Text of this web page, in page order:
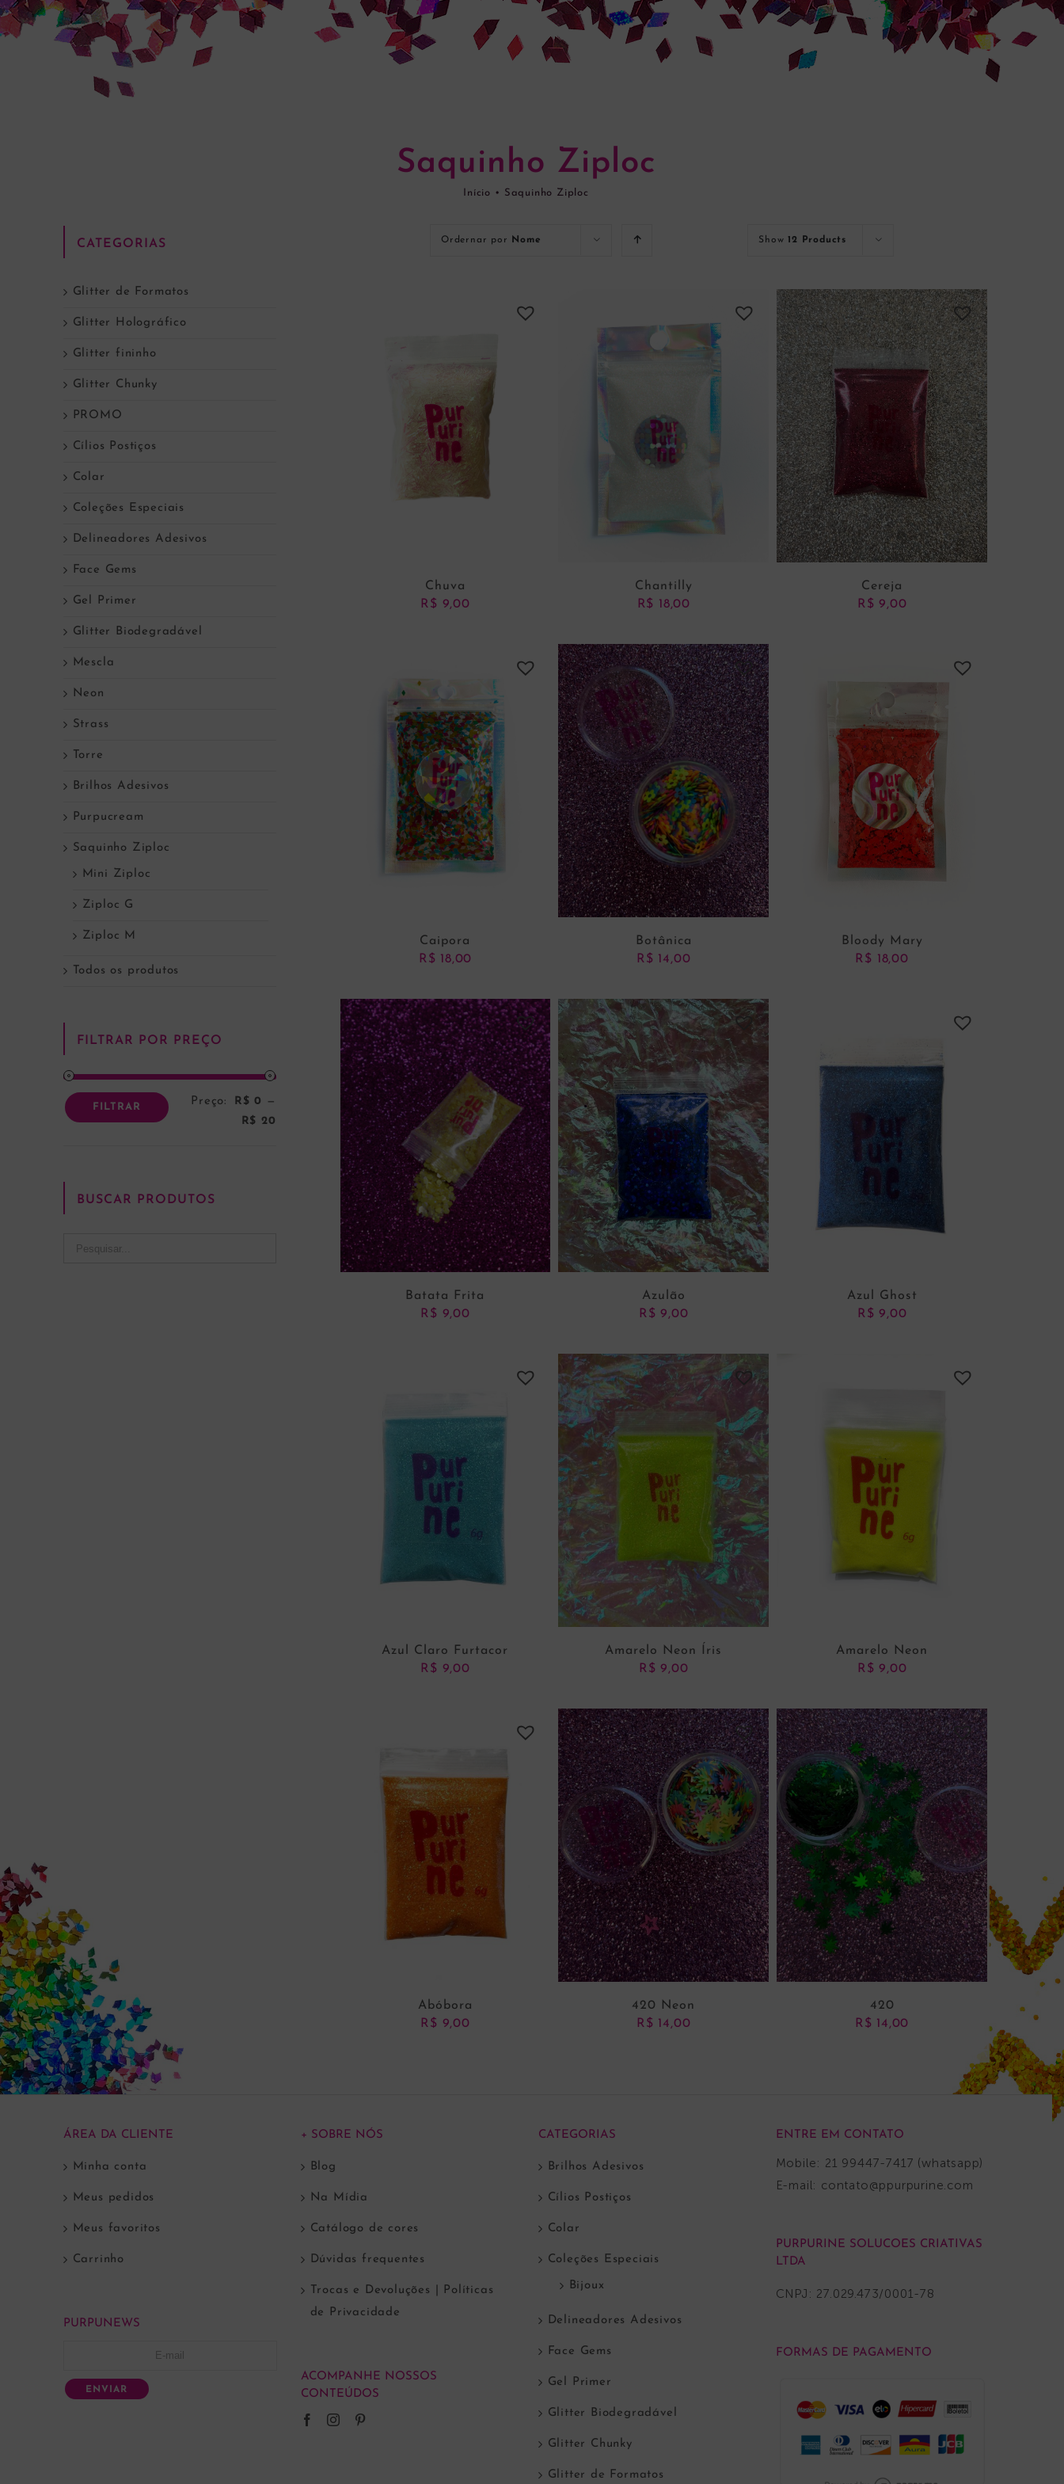
Saquinho Ziploc
Início • Saquinho Ziploc
Ordernar por Nome Show12 Products
ADICIONAR AO CARRINHO
Chuva
R$ 9,00
ADICIONAR AO CARRINHO
Chantilly
R$ 18,00
ADICIONAR AO CARRINHO
Cereja
R$ 9,00
ADICIONAR AO CARRINHO
Caipora
R$ 18,00
ADICIONAR AO CARRINHO
Botânica
R$ 14,00
Bloody Mary
R$ 18,00
Batata Frita
R$ 9,00
ADICIONAR AO CARRINHO
Azulão
R$ 9,00
Azul Ghost
R$ 9,00
Azul Claro Furtacor
R$ 9,00
ADICIONAR AO CARRINHO
Amarelo Neon Íris
R$ 9,00
ADICIONAR AO CARRINHO
Amarelo Neon
R$ 9,00
Abóbora
R$ 9,00
420 Neon
R$ 14,00
420
R$ 14,00
CATEGORIAS
Glitter de Formatos
Glitter Holográfico
Glitter fininho
Glitter Chunky
PROMO
Cílios Postiços
Colar
Coleções Especiais
Delineadores Adesivos
Face Gems
Gel Primer
Glitter Biodegradável
Mescla
Neon
Strass
Torre
Brilhos Adesivos
Purpucream
Saquinho Ziploc
Mini Ziploc
Ziploc G
Ziploc M
Todos os produtos
FILTRAR POR PREÇO
FILTRAR Preço: R$ 0
—
R$ 20
BUSCAR PRODUTOS
ÁREA DA CLIENTE
Minha conta
Meus pedidos
Meus favoritos
Carrinho
PURPUNEWS
ENVIAR
+ SOBRE NÓS
Blog
Na Mídia
Catálogo de cores
Dúvidas frequentes
Trocas e Devoluções | Políticas
de Privacidade
ACOMPANHE NOSSOS
CONTEÚDOS
CATEGORIAS
Brilhos Adesivos
Cílios Postiços
Colar
Coleções Especiais
Bijoux
Delineadores Adesivos
Face Gems
Gel Primer
Glitter Biodegradável
Glitter Chunky
Glitter de Formatos
ENTRE EM CONTATO
Mobile: 21 99447-7417 (whatsapp)
E-mail: contato@ppurpurine.com
PURPURINE SOLUCOES CRIATIVAS
LTDA
CNPJ: 27.029.473/0001-78
FORMAS DE PAGAMENTO